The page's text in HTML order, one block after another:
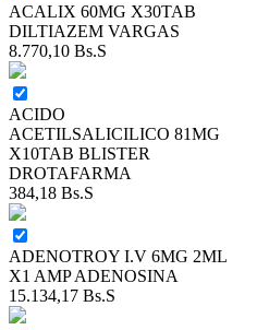
ACALIX 60MG X30TAB
DILTIAZEM VARGAS
8.770,10 Bs.S
ACIDO
ACETILSALICILICO 81MG
X10TAB BLISTER
DROTAFARMA
384,18 Bs.S
ADENOTROY I.V 6MG 2ML
X1 AMP ADENOSINA
15.134,17 Bs.S